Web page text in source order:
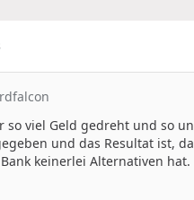
so viel Geld gedreht und so
und das Resultat ist,
keinerlei Alternativen hat.